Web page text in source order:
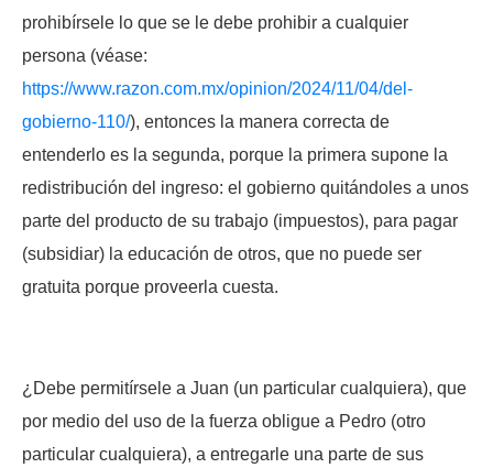
prohibírsele lo que se le debe prohibir a cualquier
persona (véase:
https://www.razon.com.mx/opinion/2024/11/04/del-
gobierno-110/), entonces la manera correcta de
entenderlo es la segunda, porque la primera supone la
redistribución del ingreso: el gobierno quitándoles a unos
parte del producto de su trabajo (impuestos), para pagar
(subsidiar) la educación de otros, que no puede ser
gratuita porque proveerla cuesta.
¿Debe permitírsele a Juan (un particular cualquiera), que
por medio del uso de la fuerza obligue a Pedro (otro
particular cualquiera), a entregarle una parte de sus